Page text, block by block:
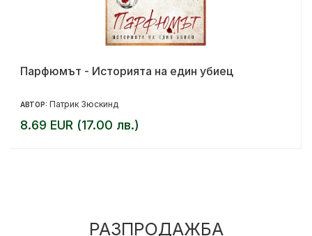
Парфюмът - Историята на един убиец
АВТОР: Патрик Зюскинд
8.69 EUR (17.00 лв.)
РАЗПРОДАЖБА